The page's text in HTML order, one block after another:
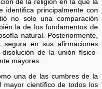
de la religión en la que la
identifica principalmente con
no solo una comparación
la de los fundamentos de
natural. Posteriormente,
en sus afirmaciones
de la unión físico-
mayores.
una de las cumbres de la
mayor científico de todos los